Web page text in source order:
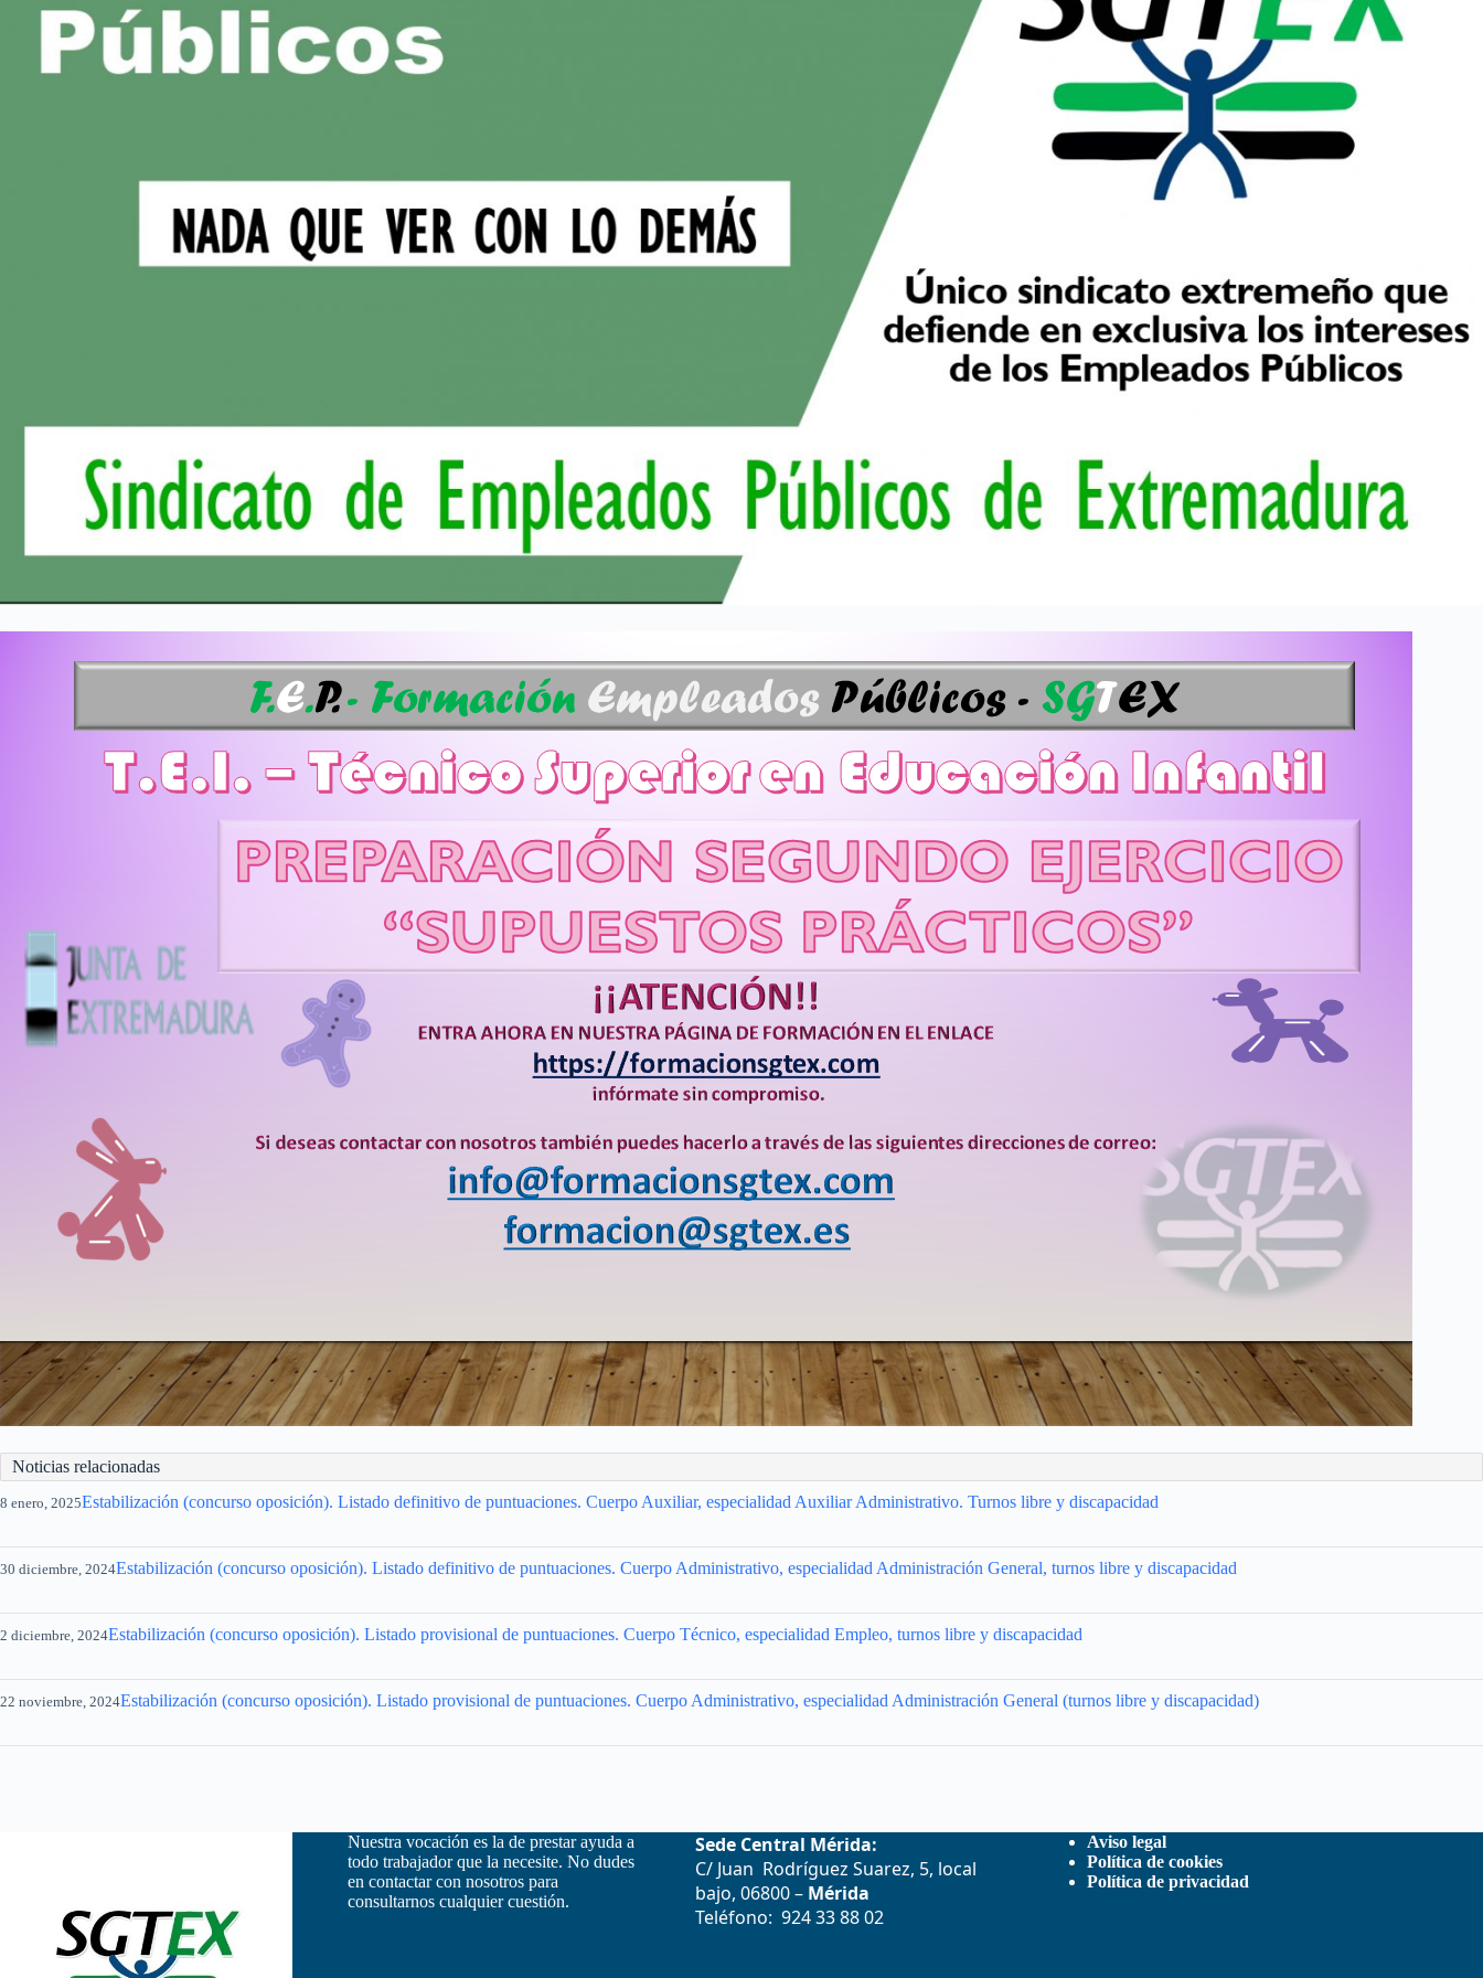
Noticias relacionadas
8 enero, 2025Estabilización (concurso oposición). Listado definitivo de puntuaciones. Cuerpo Auxiliar, especialidad Auxiliar Administrativo. Turnos libre y discapacidad
30 diciembre, 2024Estabilización (concurso oposición). Listado definitivo de puntuaciones. Cuerpo Administrativo, especialidad Administración General, turnos libre y discapacidad
2 diciembre, 2024Estabilización (concurso oposición). Listado provisional de puntuaciones. Cuerpo Técnico, especialidad Empleo, turnos libre y discapacidad
22 noviembre, 2024Estabilización (concurso oposición). Listado provisional de puntuaciones. Cuerpo Administrativo, especialidad Administración General (turnos libre y discapacidad)
Nuestra vocación es la de prestar ayuda a
todo trabajador que la necesite. No dudes
en contactar con nosotros para
consultarnos cualquier cuestión.
Sede Central Mérida:
C/ Juan Rodríguez Suarez, 5, local
bajo, 06800 – Mérida
Teléfono: 924 33 88 02
Aviso legal
Política de cookies
Política de privacidad